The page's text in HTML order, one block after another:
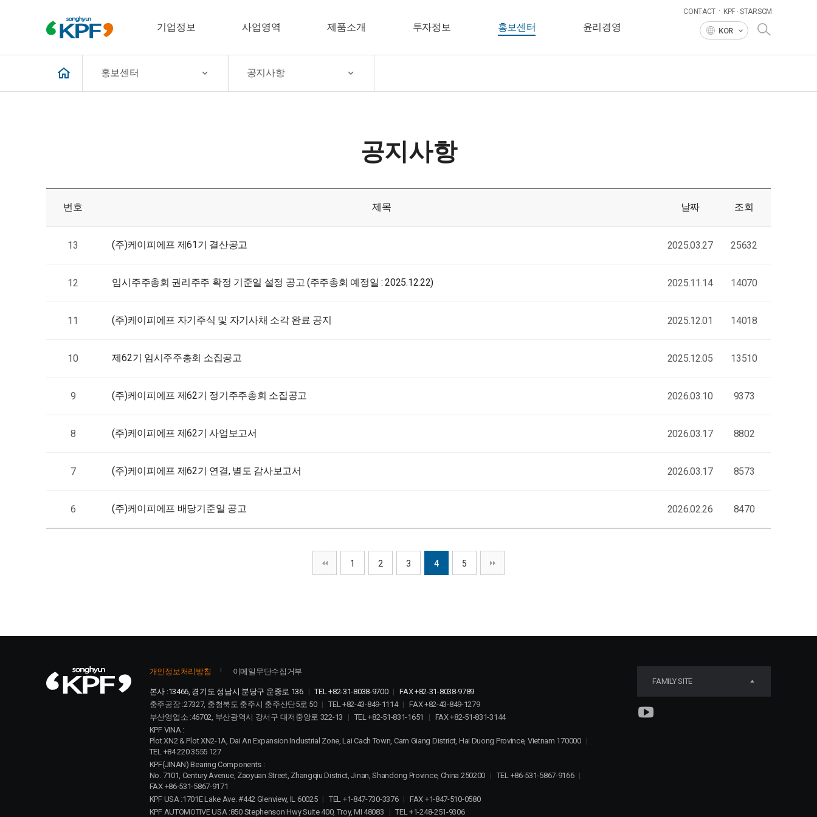
기업정보 사업영역 제품소개 투자정보 홍보센터 윤리경영
CONTACT · KPF · STARSCM
KOR
홍보센터 공지사항
공지사항
번호 제목 날짜 조회
13 (주)케이피에프 제61기 결산공고 2025.03.27 25632
12 임시주주총회 권리주주 확정 기준일 설정 공고 (주주총회 예정일 : 2025.12.22) 2025.11.14 14070
11 (주)케이피에프 자기주식 및 자기사채 소각 완료 공지 2025.12.01 14018
10 제62기 임시주주총회 소집공고 2025.12.05 13510
9 (주)케이피에프 제62기 정기주주총회 소집공고 2026.03.10 9373
8 (주)케이피에프 제62기 사업보고서 2026.03.17 8802
7 (주)케이피에프 제62기 연결, 별도 감사보고서 2026.03.17 8573
6 (주)케이피에프 배당기준일 공고 2026.02.26 8470
1 2 3 4 5
개인정보처리방침 이메일무단수집거부
본사 :13466, 경기도 성남시 분당구 운중로 136 | TEL +82-31-8038-9700 |
FAX +82-31-8038-9789
충주공장 :27327, 충청북도 충주시 충주산단5로 50 | TEL +82-43-849-1114 |
FAX +82-43-849-1279
부산영업소 :46702, 부산광역시 강서구 대저중앙로 322-13 | TEL +82-51-831-1651 | FAX +82-51-831-3144
KPF VINA :
Plot XN2 & Plot XN2-1A, Dai An Expansion Industrial Zone, Lai Cach Town, Cam Giang District, Hai Duong Province, Vietnam 170000
|
TEL +84 220 3555 127
KPF(JINAN) Bearing Components :
No. 7101, Century Avenue, Zaoyuan Street, Zhangqiu District, Jinan, Shandong Province, China 250200 | TEL +86-531-5867-9166 |
FAX +86-531-5867-9171
KPF USA :1701E Lake Ave. #442 Glenview, IL 60025 | TEL +1-847-730-3376 |
FAX +1-847-510-0580
KPF AUTOMOTIVE USA :850 Stephenson Hwy Suite 400, Troy, MI 48083 | TEL +1-248-251-9306
FAMILY SITE